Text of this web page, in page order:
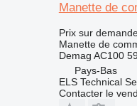
Manette de
Prix sur
Manette de
Demag AC100
Pays-Bas
ELS Technical
Contacter le